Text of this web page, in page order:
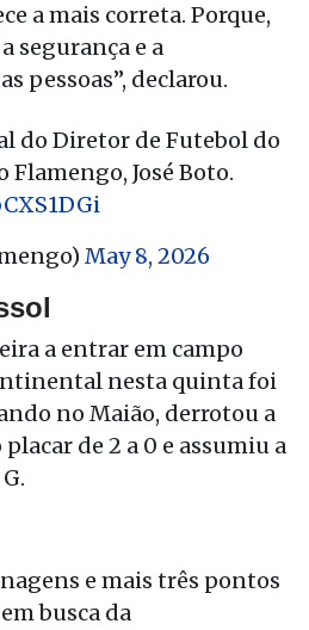
a mais correta. Porque,
segurança e a
pessoas”, declarou.
do Diretor de Futebol do
Flamengo, José Boto.
May 8, 2026
a entrar em campo
nesta quinta foi
no Maião, derrotou a
de 2 a 0 e assumiu a
e mais três pontos
em busca da